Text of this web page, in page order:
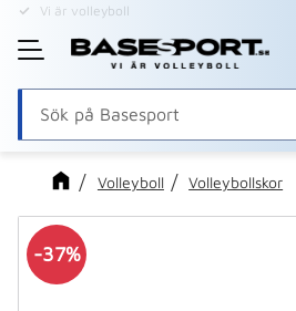
Meny
Vi är volleyboll
Online sedan 1995
Volleyboll Volleybollskor
37%